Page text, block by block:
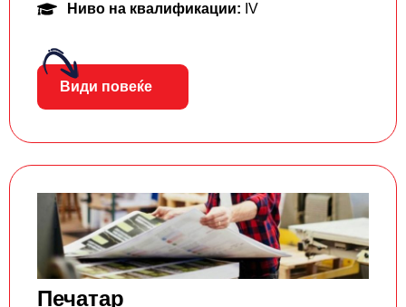
Ниво на квалификации: IV
Види повеќе
Печатар